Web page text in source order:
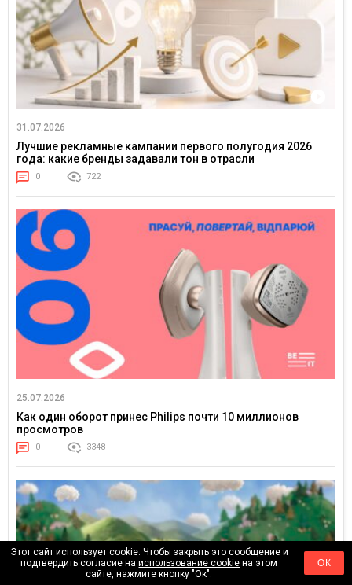
31.07.2026
Лучшие рекламные кампании первого полугодия 2026
года: какие бренды задавали тон в отрасли
0 722
25.07.2026
Как один оборот принес Philips почти 10 миллионов
просмотров
0 3348
Этот сайт использует cookie. Чтобы закрыть это сообщение и
подтвердить согласие наиспользование cookie на этом
сайте, нажмите кнопку "Ок".
ОК